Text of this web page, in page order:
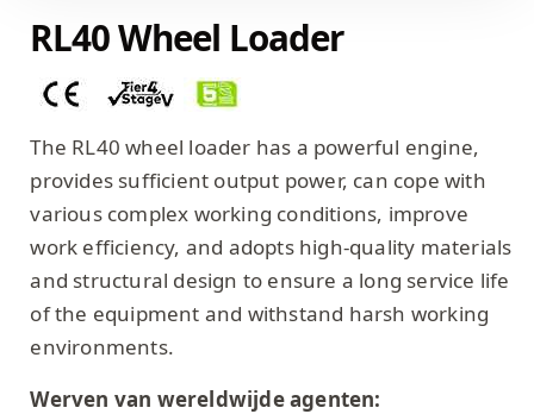
RL40 Wheel Loader
The RL40 wheel loader has a powerful engine,
provides sufficient output power, can cope with
various complex working conditions, improve
work efficiency, and adopts high-quality materials
and structural design to ensure a long service life
of the equipment and withstand harsh working
environments.
Werven van wereldwijde agenten: